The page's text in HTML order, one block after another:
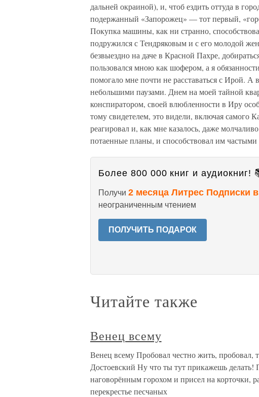
дальней окраиной), и, чтоб ездить оттуда в
подержанный «Запорожец» — тот первый,
Покупка машины, как ни странно,
подружился с Тендряковым и с его молодой
безвыездно на даче в Красной Пахре,
пользовался мною как шофером, а я
помогало мне почти не расставаться с Ирой. А
небольшими паузами. Днем на моей тайной
конспиратором, своей влюбленности в Иру
тому свидетелем, это видели, включая самого
реагировал и, как мне казалось, даже
потаенные планы, и способствовал им
Более 800 000 книг и аудиокниг!
Получи 2 месяца Литрес Подписки
неограниченным чтением
ПОЛУЧИТЬ ПОДАРОК
Читайте также
Венец всему
Венец всему Пробовал честно жить,
Достоевский Ну что ты тут прикажешь делать!
наговорённым горохом и присел на корточки,
перекрестье песчаных